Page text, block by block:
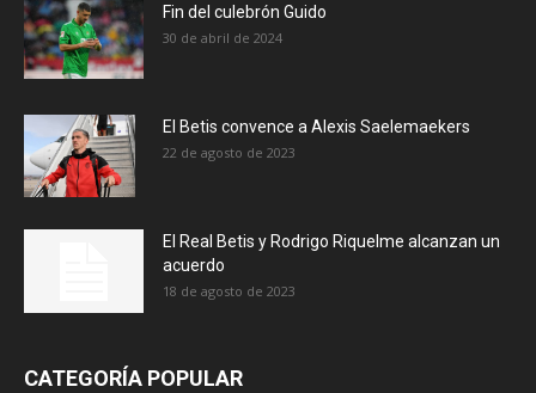
Fin del culebrón Guido
30 de abril de 2024
El Betis convence a Alexis Saelemaekers
22 de agosto de 2023
El Real Betis y Rodrigo Riquelme alcanzan un
acuerdo
18 de agosto de 2023
CATEGORÍA POPULAR